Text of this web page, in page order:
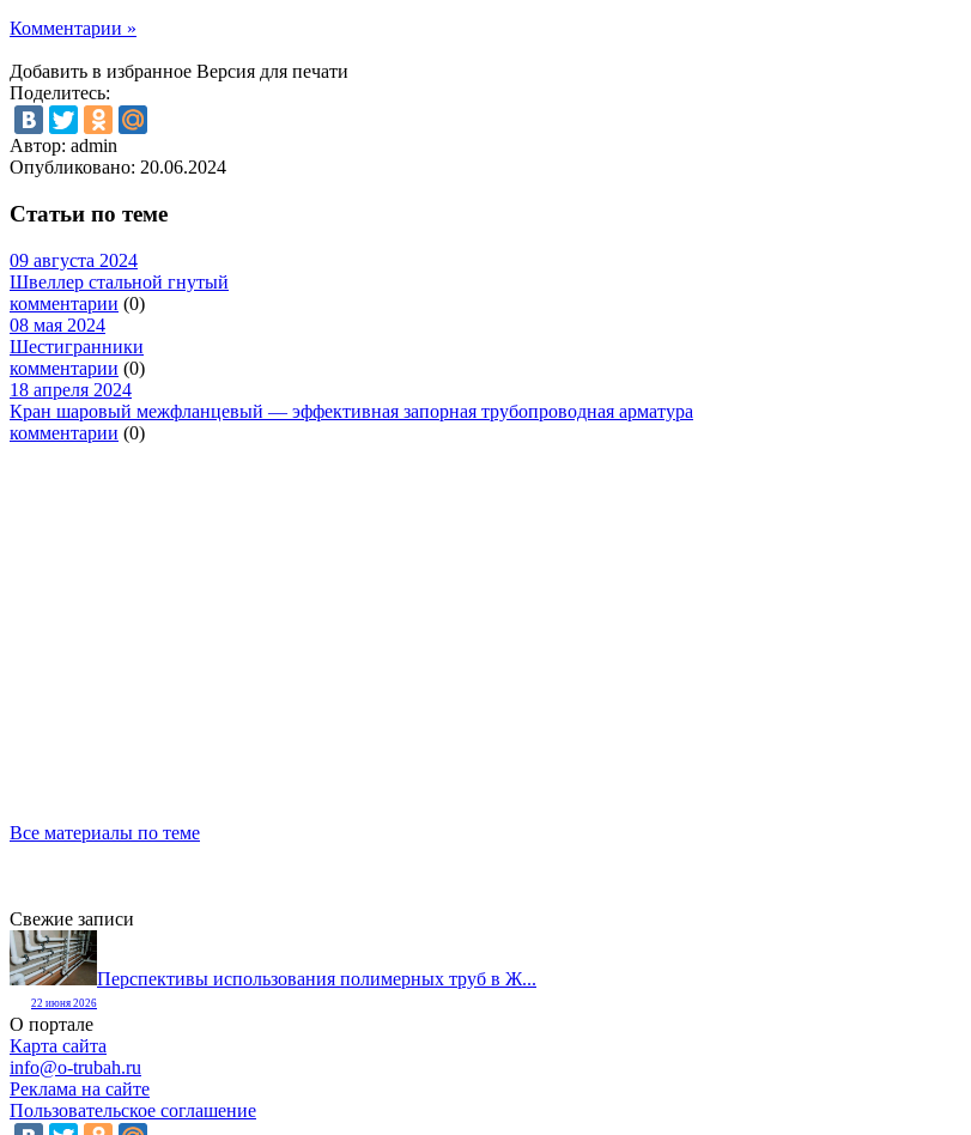
Комментарии »
Добавить в избранное Версия для печати
Поделитесь:
Автор: admin
Опубликовано: 20.06.2024
Статьи по теме
09 августа 2024
Швеллер стальной гнутый
комментарии (0)
08 мая 2024
Шестигранники
комментарии (0)
18 апреля 2024
Кран шаровый межфланцевый — эффективная запорная трубопроводная арматура
комментарии (0)
Все материалы по теме
Свежие записи
Перспективы использования полимерных труб в Ж...
22 июня 2026
О портале
Карта сайта
info@o-trubah.ru
Реклама на сайте
Пользовательское соглашение